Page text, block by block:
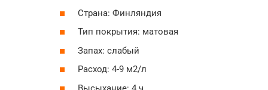
Страна: Финляндия
Тип покрытия: матовая
Запах: слабый
Расход: 4-9 м2/л